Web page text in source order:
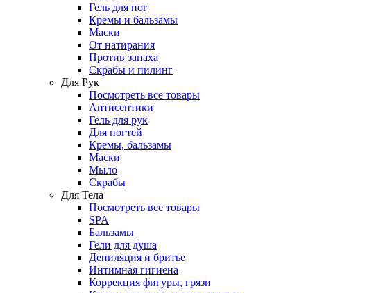
Гель для ног
Кремы и бальзамы
Маски
От натирания
Против запаха
Скрабы и пилинг
Для Рук
Посмотреть все товары
Антисептики
Гель для рук
Для ногтей
Кремы, бальзамы
Маски
Мыло
Скрабы
Для Тела
Посмотреть все товары
SPA
Бальзамы
Гели для душа
Депиляция и бритье
Интимная гигиена
Коррекция фигуры, грязи